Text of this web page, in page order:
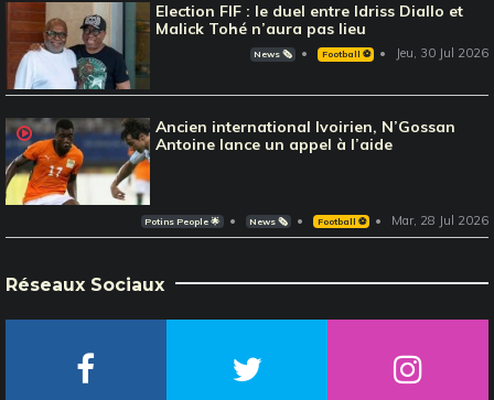
Election FIF : le duel entre Idriss Diallo et
Malick Tohé n’aura pas lieu
News 🗞️ Football ⚽️ Jeu, 30 Jul 2026
Ancien international Ivoirien, N’Gossan
Antoine lance un appel à l’aide
Potins People 🌟 News 🗞️ Football ⚽️ Mar, 28 Jul 2026
Réseaux Sociaux